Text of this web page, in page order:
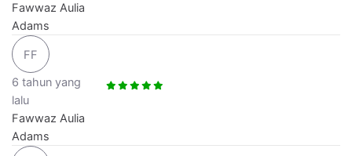
Fawwaz Aulia
Adams
FF
6 tahun yang
lalu
Fawwaz Aulia
Adams